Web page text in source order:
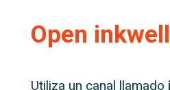
Open
Utiliza un canal llamado